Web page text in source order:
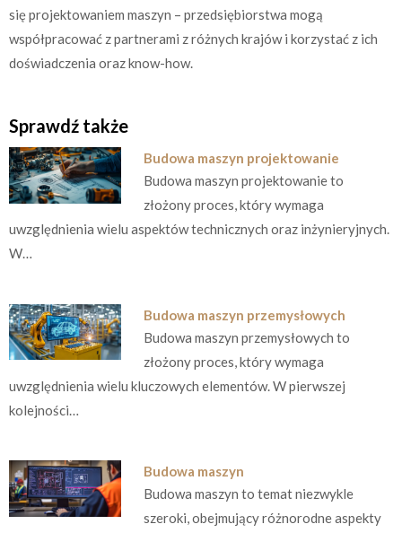
się projektowaniem maszyn – przedsiębiorstwa mogą
współpracować z partnerami z różnych krajów i korzystać z ich
doświadczenia oraz know-how.
Sprawdź także
Budowa maszyn projektowanie
Budowa maszyn projektowanie to
złożony proces, który wymaga
uwzględnienia wielu aspektów technicznych oraz inżynieryjnych.
W…
Budowa maszyn przemysłowych
Budowa maszyn przemysłowych to
złożony proces, który wymaga
uwzględnienia wielu kluczowych elementów. W pierwszej
kolejności…
Budowa maszyn
Budowa maszyn to temat niezwykle
szeroki, obejmujący różnorodne aspekty